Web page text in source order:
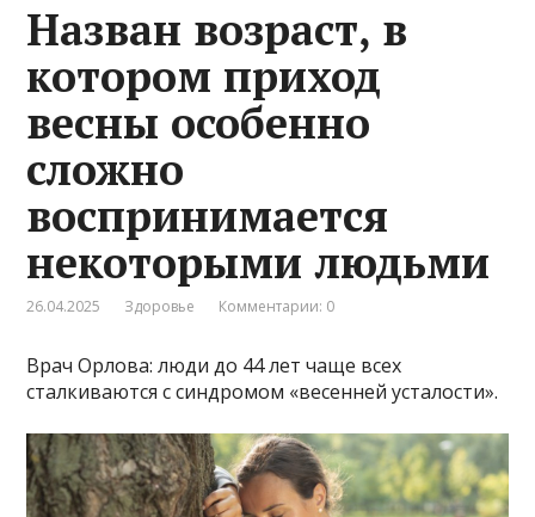
Назван возраст, в
котором приход
весны особенно
сложно
воспринимается
некоторыми людьми
26.04.2025 Здоровье Комментарии: 0
Врач Орлова: люди до 44 лет чаще всех
сталкиваются с синдромом «весенней усталости».